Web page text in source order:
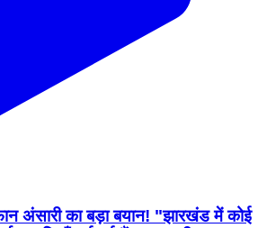
अंसारी का बड़ा बयान! "झारखंड में कोई